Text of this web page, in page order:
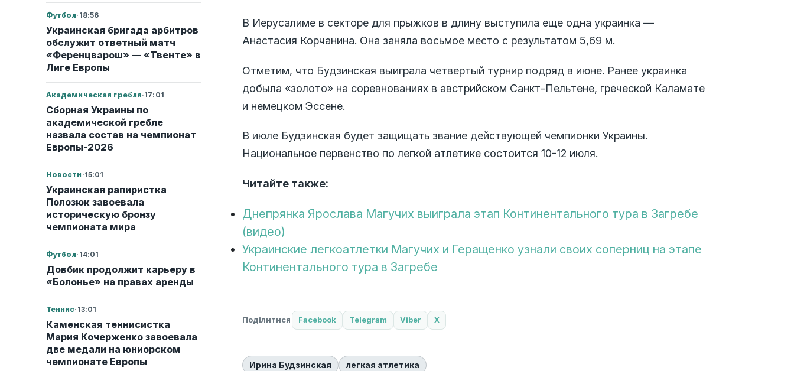
Футбол· 18:56
Украинская бригада арбитров
обслужит ответный матч
«Ференцварош» — «Твенте» в
Лиге Европы
Академическая гребля·17:01
Сборная Украины по
академической гребле
назвала состав на чемпионат
Европы-2026
Новости ·15:01
Украинская рапиристка
Полозюк завоевала
историческую бронзу
чемпионата мира
Футбол· 14:01
Довбик продолжит карьеру в
«Болонье» на правах аренды
Теннис· 13:01
Каменская теннисистка
Мария Кочерженко завоевала
две медали на юниорском
чемпионате Европы
В Иерусалиме в секторе для прыжков в длину выступила еще одна украинка —
Анастасия Корчанина. Она заняла восьмое место с результатом 5,69 м.
Отметим, что Будзинская выиграла четвертый турнир подряд в июне. Ранее украинка
добыла «золото» на соревнованиях в австрийском Санкт-Пельтене, греческой Каламате
и немецком Эссене.
В июле Будзинская будет защищать звание действующей чемпионки Украины.
Национальное первенство по легкой атлетике состоится 10-12 июля.
Читайте также:
Днепрянка Ярослава Магучих выиграла этап Континентального тура в Загребе
(видео)
Украинские легкоатлетки Магучих и Геращенко узнали своих соперниц на этапе
Континентального тура в Загребе
Поділитися Facebook Telegram Viber X
Ирина Будзинская легкая атлетика